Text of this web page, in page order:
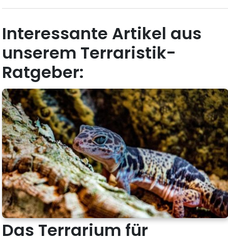
Interessante Artikel aus
unserem Terraristik-
Ratgeber:
Das Terrarium für